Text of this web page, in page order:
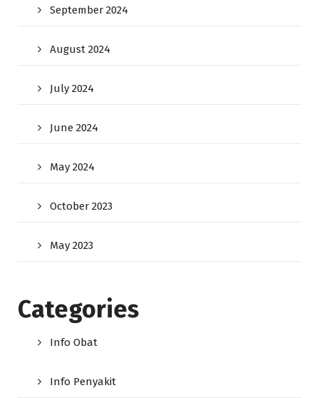
September 2024
August 2024
July 2024
June 2024
May 2024
October 2023
May 2023
Categories
Info Obat
Info Penyakit